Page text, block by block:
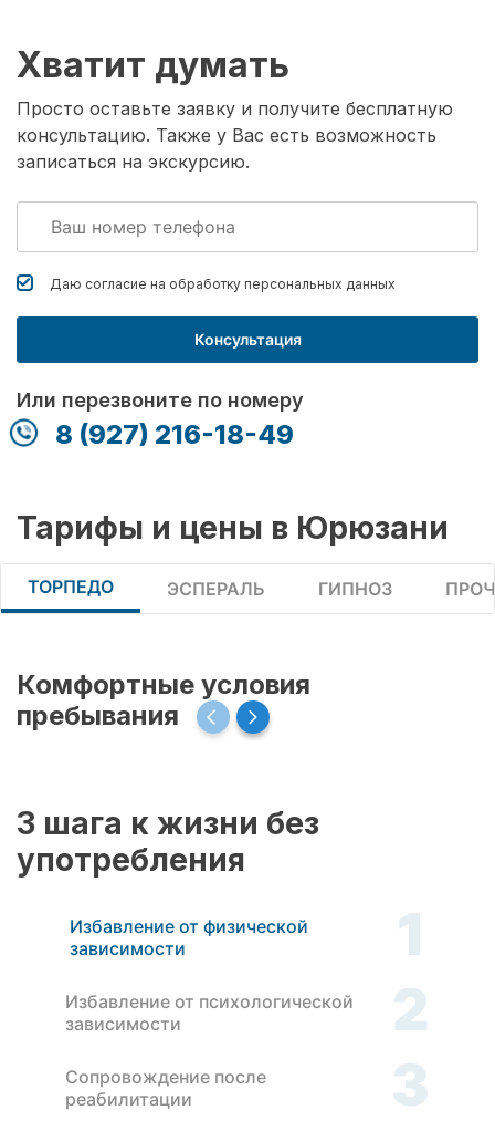
Хватит думать
Просто оставьте заявку и получите бесплатную
консультацию. Также у Вас есть возможность
записаться на экскурсию.
Даю согласие на обработку персональных данных
Консультация
Или перезвоните по номеру
8 (927) 216-18-49
Тарифы и цены в Юрюзани
ТОРПЕДО ЭСПЕРАЛЬ ГИПНОЗ
Комфортные условия
пребывания
3 шага к жизни без
употребления
Избавление от физической
зависимости
1
Избавление от психологической
зависимости
2
Сопровождение после
реабилитации
3